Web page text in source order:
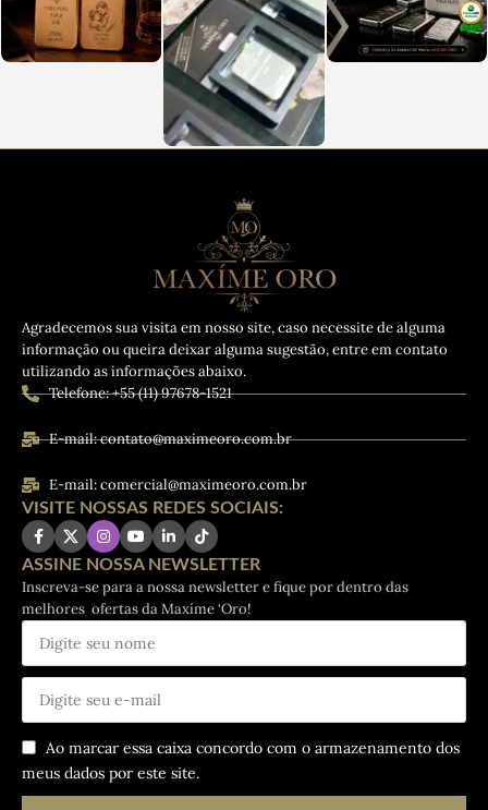
Agradecemos sua visita em nosso site, caso necessite de alguma
informação ou queira deixar alguma sugestão, entre em contato
utilizando as informações abaixo.
Telefone: +55 (11) 97678-1521
E-mail: contato@maximeoro.com.br
E-mail: comercial@maximeoro.com.br
VISITE NOSSAS REDES SOCIAIS:
ASSINE NOSSA NEWSLETTER
Inscreva-se para a nossa newsletter e fique por dentro das
melhores ofertas da Maxíme ‘Oro!
Ao marcar essa caixa concordo com o armazenamento dos
meus dados por este site.